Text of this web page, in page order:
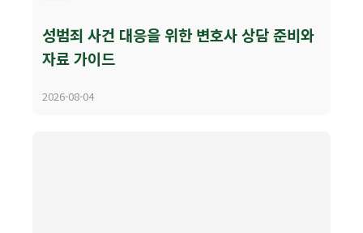
성범죄 사건 대응을 위한 변호사 상담 준비와
자료 가이드
2026-08-04